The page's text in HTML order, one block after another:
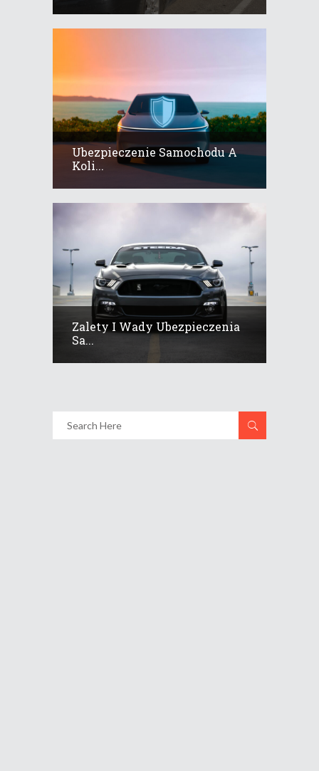
Ubezpieczenie Samochodu A
Koli...
Zalety I Wady Ubezpieczenia
Sa...